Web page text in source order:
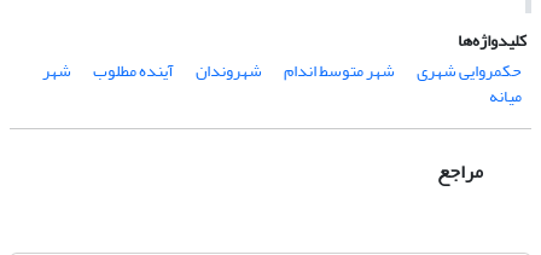
کلیدواژه‌ها
حکمروایی شهری
شهر متوسط اندام شهروندان آینده مطلوب شهر
میانه
مراجع